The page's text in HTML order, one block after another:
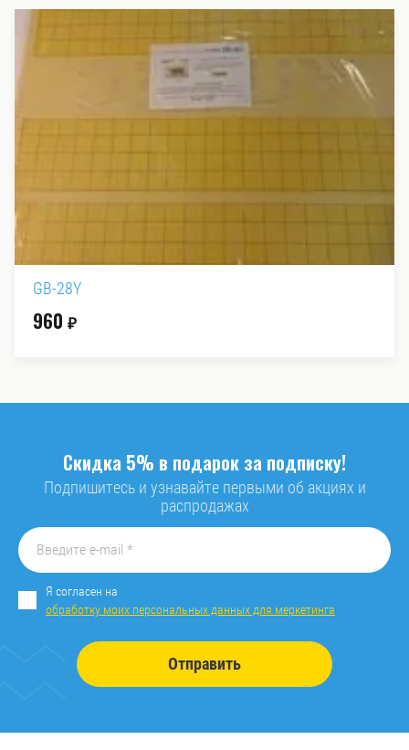
GB-28Y
960 ₽
Скидка 5% в подарок за подписку!
Подпишитесь и узнавайте первыми об акциях и
распродажах
Я согласен на
обработку моих персональных данных для меркетинга
Отправить